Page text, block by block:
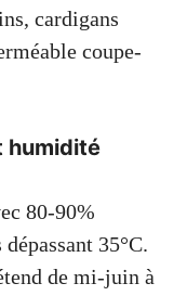
cardigans
coupe-
humidité
80-90%
35°C.
de mi-juin à